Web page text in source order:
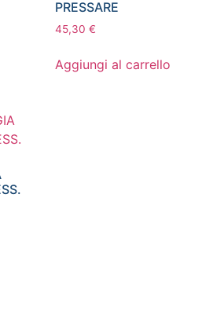
PRESSARE
45,30 €
Aggiungi al carrello